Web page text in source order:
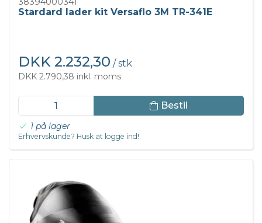
Stardard lader kit Versaflo 3M TR-341E
DKK 2.232,30 / stk
DKK 2.790,38 inkl. moms
Bestil
1 på lager
Erhvervskunde? Husk at logge ind!